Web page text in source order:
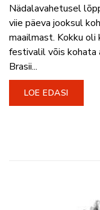
Nädalavahetusel
viie päeva jooksul
maailmast. Kokku
festivalil võis kohata
Brasii...
LOE EDASI